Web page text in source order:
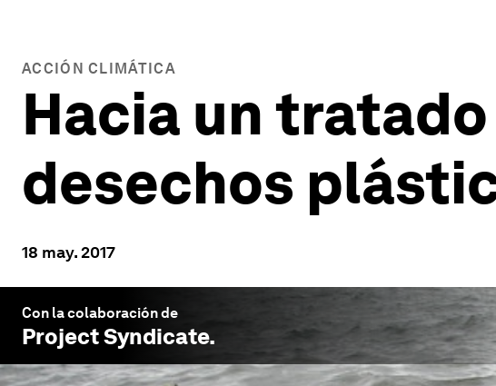
ACCIÓN CLIMÁTICA
Hacia un
desechos
18 may. 2017
Con la colaboración de
Project Syndicate.